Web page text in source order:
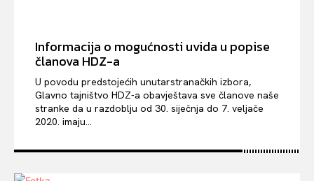
Informacija o mogućnosti uvida u popise
članova HDZ-a
U povodu predstojećih unutarstranačkih izbora,
Glavno tajništvo HDZ-a obavještava sve članove naše
stranke da u razdoblju od 30. siječnja do 7. veljače
2020. imaju...